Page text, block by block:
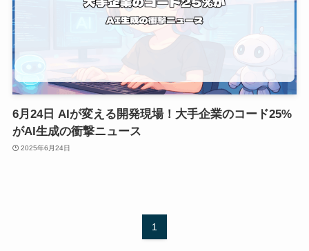
6月24日 AIが変える開発現場！大手企業のコード25%
がAI生成の衝撃ニュース
2025年6月24日
1